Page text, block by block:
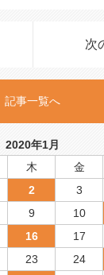
次
記事一覧へ
2020年1月
木 金
2 3
9 10
16 17
23 24